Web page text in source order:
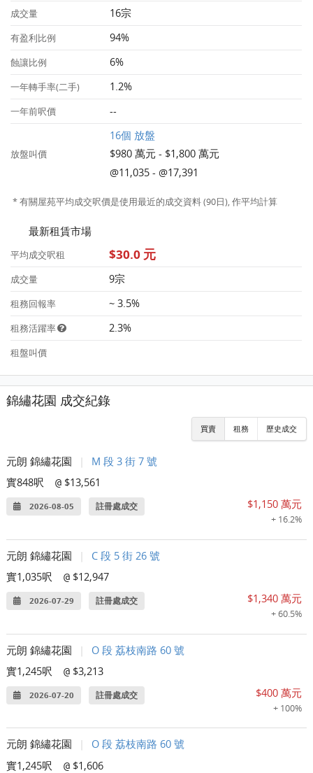
成交量 16宗
有盈利比例 94%
蝕讓比例 6%
一年轉手率(二手) 1.2%
一年前呎價 --
放盤叫價
16個 放盤
$980 萬元 - $1,800 萬元
@11,035 - @17,391
* 有關屋苑平均成交呎價是使用最近的成交資料 (90日), 作平均計算
最新租賃市場
平均成交呎租 $30.0 元
成交量 9宗
租務回報率 ~ 3.5%
租務活躍率 2.3%
租盤叫價
錦繡花園 成交紀錄
買賣 租務 歷史成交
元朗 錦繡花園
M 段 3 街 7 號
實848呎
@ $13,561
2026-08-05 註冊處成交 $1,150 萬元
+ 16.2%
元朗 錦繡花園
C 段 5 街 26 號
實1,035呎
@ $12,947
2026-07-29 註冊處成交 $1,340 萬元
+ 60.5%
元朗 錦繡花園
O 段 荔枝南路 60 號
實1,245呎
@ $3,213
2026-07-20 註冊處成交 $400 萬元
+ 100%
元朗 錦繡花園
O 段 荔枝南路 60 號
實1,245呎
@ $1,606